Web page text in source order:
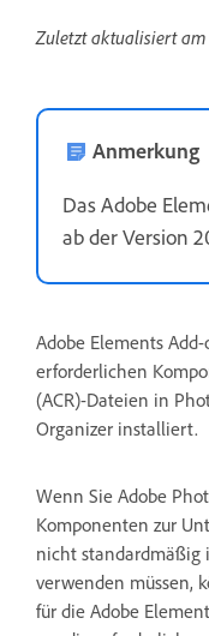
Zuletzt aktualisiert am
Anmerkung
Das Adobe
ab der Version
Adobe Elements
erforderlichen
(ACR)-Dateien in
Organizer installiert.
Wenn Sie Adobe
Komponenten zur
nicht standardmäßig
verwenden müssen,
für die Adobe